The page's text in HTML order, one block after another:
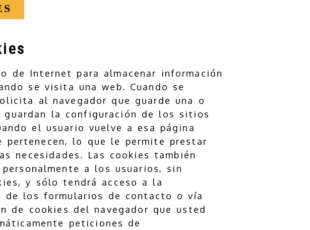
de Internet para almacenar información
se visita una web. Cuando se
al navegador que guarde una o
guardan la configuración de los sitios
el usuario vuelve a esa página
pertenecen, lo que le permite prestar
necesidades. Las cookies también
a los usuarios, sin
y sólo tendrá acceso a la
de los formularios de contacto o vía
de cookies del navegador que usted
peticiones de